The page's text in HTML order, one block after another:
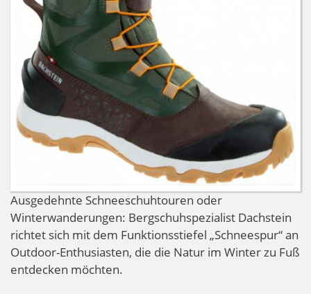
Ausgedehnte Schneeschuhtouren oder
Winterwanderungen: Bergschuhspezialist Dachstein
richtet sich mit dem Funktionsstiefel „Schneespur“ an
Outdoor-Enthusiasten, die die Natur im Winter zu Fuß
entdecken möchten.